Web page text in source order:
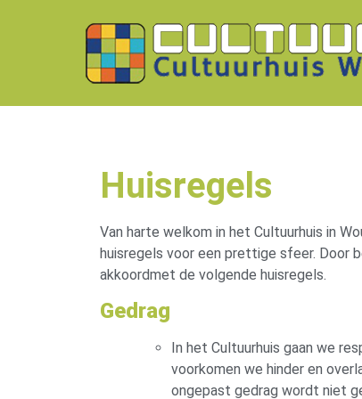
Huisregels
Van harte welkom in het Cultuurhuis in
huisregels voor een prettige sfeer. Door
akkoordmet de volgende huisregels.
Gedrag
In het Cultuurhuis gaan we
voorkomen we hinder en
ongepast gedrag wordt niet